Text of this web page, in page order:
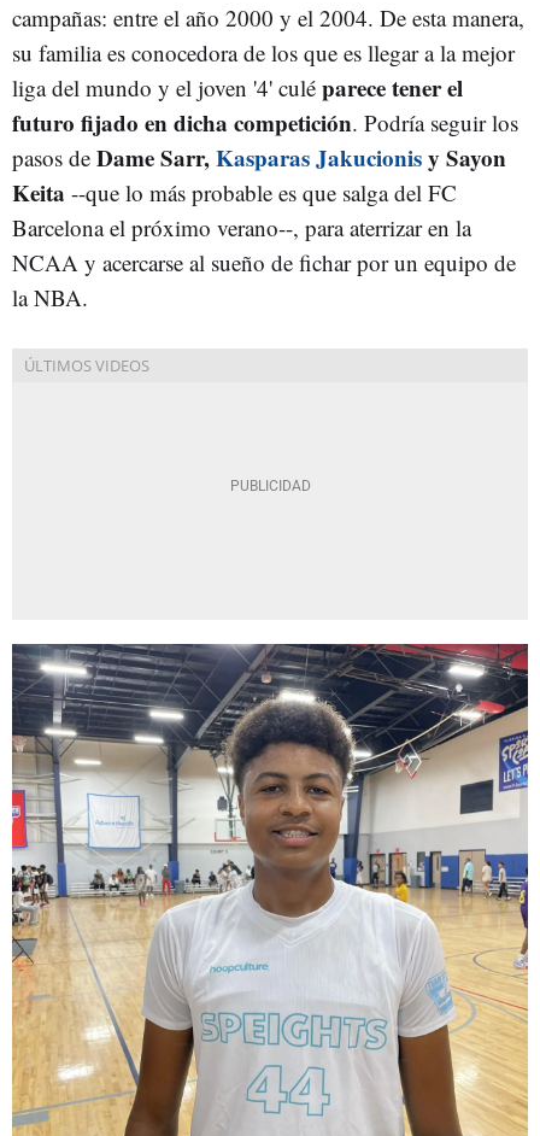
campañas: entre el año 2000 y el 2004. De esta manera,
su familia es conocedora de los que es llegar a la mejor
liga del mundo y el joven '4' culé parece tener el
futuro fijado en dicha competición. Podría seguir los
pasos de Dame Sarr,Kasparas Jakucionisy Sayon
Keita --que lo más probable es que salga del FC
Barcelona el próximo verano--, para aterrizar en la
NCAA y acercarse al sueño de fichar por un equipo de
la NBA.